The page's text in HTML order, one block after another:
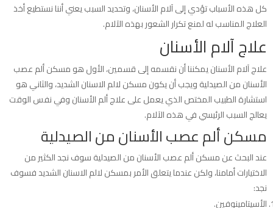
كل هذه الأسباب تؤدي إلى آلام الأسنان، وتحديد السبب يعني أننا نستطيع أخذ
العلاج المناسب له لمنع تكرار الشعور بهذه الآلام.
علاج آلام الأسنان
علاج آلام الأسنان يمكننا أن نقسمه إلى قسمين، الأول هو مسكن ألم عصب
الأسنان من الصيدلية ويجب أن يكون مسكن لالم الاسنان الشديد، والثاني هو
استشارة الطبيب المختص الذي يعمل على علاج ألم الأسنان وفي نفس الوقت
يعالج السبب الرئيسي في هذه الآلام.
مسكن ألم عصب الأسنان من الصيدلية
عند البحث عن مسكن ألم عصب الأسنان من الصيدلية سوف نجد الكثير من
الاختيارات أمامنا، ولكن عندما يتعلق الأمر بمسكن لالم الاسنان الشديد فسوف
نجد:
الأسيتامينوفين.